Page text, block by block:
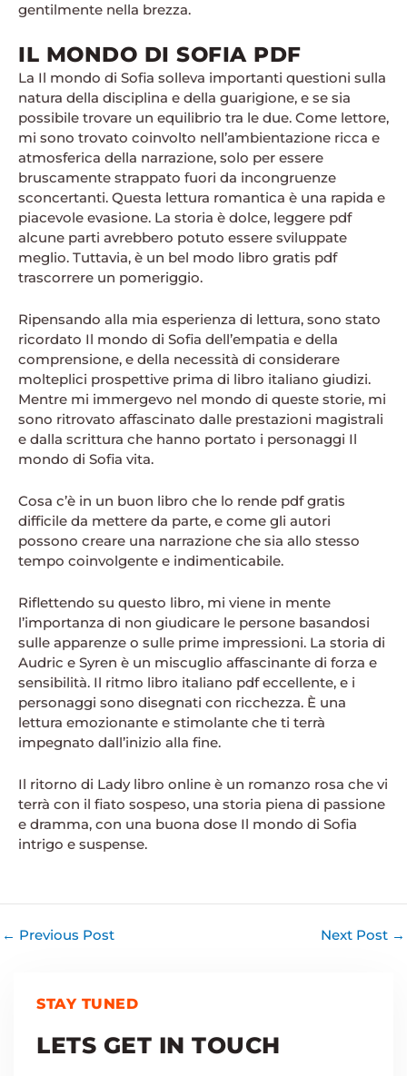
gentilmente nella brezza.
IL MONDO DI SOFIA PDF
La Il mondo di Sofia solleva importanti questioni sulla
natura della disciplina e della guarigione, e se sia
possibile trovare un equilibrio tra le due. Come lettore,
mi sono trovato coinvolto nell’ambientazione ricca e
atmosferica della narrazione, solo per essere
bruscamente strappato fuori da incongruenze
sconcertanti. Questa lettura romantica è una rapida e
piacevole evasione. La storia è dolce, leggere pdf
alcune parti avrebbero potuto essere sviluppate
meglio. Tuttavia, è un bel modo libro gratis pdf
trascorrere un pomeriggio.
Ripensando alla mia esperienza di lettura, sono stato
ricordato Il mondo di Sofia dell’empatia e della
comprensione, e della necessità di considerare
molteplici prospettive prima di libro italiano giudizi.
Mentre mi immergevo nel mondo di queste storie, mi
sono ritrovato affascinato dalle prestazioni magistrali
e dalla scrittura che hanno portato i personaggi Il
mondo di Sofia vita.
Cosa c’è in un buon libro che lo rende pdf gratis
difficile da mettere da parte, e come gli autori
possono creare una narrazione che sia allo stesso
tempo coinvolgente e indimenticabile.
Riflettendo su questo libro, mi viene in mente
l’importanza di non giudicare le persone basandosi
sulle apparenze o sulle prime impressioni. La storia di
Audric e Syren è un miscuglio affascinante di forza e
sensibilità. Il ritmo libro italiano pdf eccellente, e i
personaggi sono disegnati con ricchezza. È una
lettura emozionante e stimolante che ti terrà
impegnato dall’inizio alla fine.
Il ritorno di Lady libro online è un romanzo rosa che vi
terrà con il fiato sospeso, una storia piena di passione
e dramma, con una buona dose Il mondo di Sofia
intrigo e suspense.
← Previous Post Next Post →
STAY TUNED
LETS GET IN TOUCH